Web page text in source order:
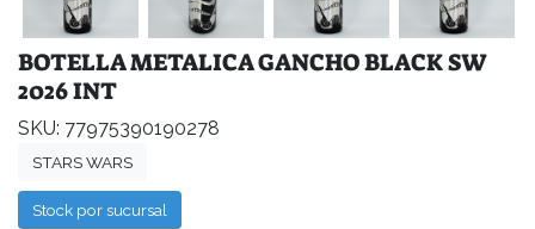
BOTELLA METALICA GANCHO BLACK SW
2026 INT
SKU: 77975390190278
STARS WARS
Stock por sucursal